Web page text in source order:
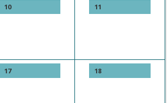
10 11
17 18